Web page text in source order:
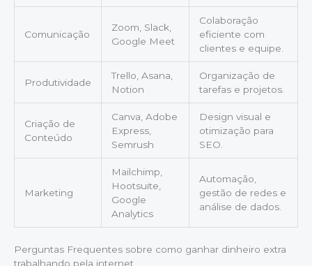
Comunicação
Zoom, Slack,
Google Meet
Colaboração
eficiente com
clientes e equipe.
Produtividade
Trello, Asana,
Notion
Organização de
tarefas e projetos.
Criação de
Conteúdo
Canva, Adobe
Express,
Semrush
Design visual e
otimização para
SEO.
Marketing
Mailchimp,
Hootsuite,
Google
Analytics
Automação,
gestão de redes e
análise de dados.
Perguntas Frequentes sobre como ganhar dinheiro extra
trabalhando pela internet